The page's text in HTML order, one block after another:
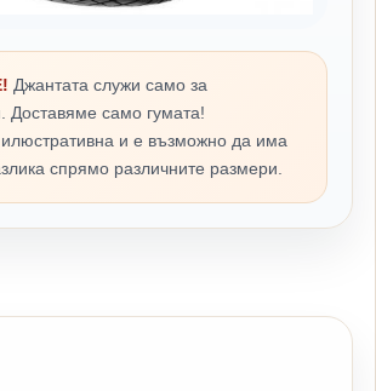
Джантата служи само за
Доставяме само гумата!
и е възможно да има
спрямо различните размери.